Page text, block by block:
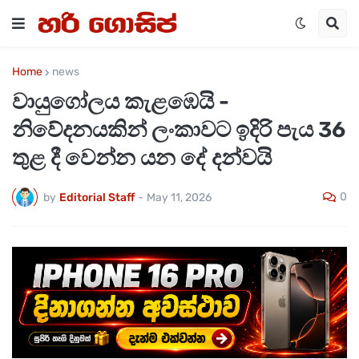
Home news
වායුගෝලය කැළඹෙයි -
නිවේදනයකින් ලංකාවට ඉදිරි පැය 36
තුළ දී වෙන්න යන දේ දන්වයි
by Editorial Staff - May 11, 2026 0